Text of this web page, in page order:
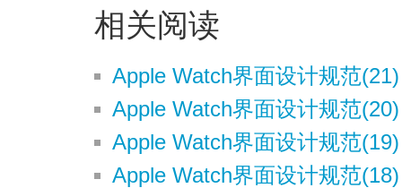
相关阅读
Apple Watch界面设计规范
Apple Watch界面设计规范
Apple Watch界面设计规范
Apple Watch界面设计规范